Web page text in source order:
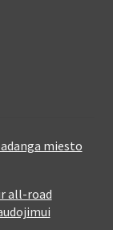
miesto
all-road